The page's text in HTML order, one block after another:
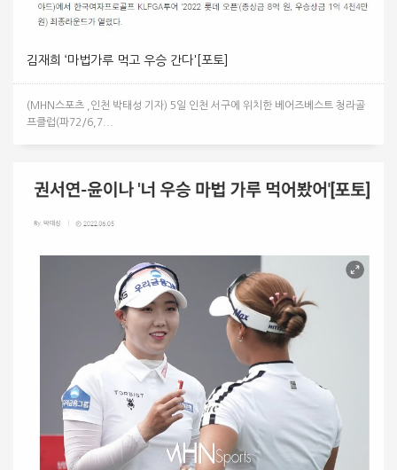
김재희 ‘마법가루 먹고 우승 간다'[포토]
(MHN스포츠 ,인천 박태성 기자) 5일 인천 서구에 위치한 베어즈베스트 청라골
프클럽(파72/6,7...